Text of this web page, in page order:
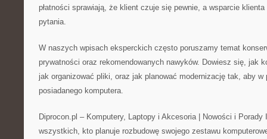
płatności sprawiają, że klient czuje się pewnie, a wsparcie
pytania.
W naszych wpisach eksperckich często poruszamy temat
prywatności oraz rekomendowanych nawyków. Dowiesz się, jak
jak organizować pliki, oraz jak planować modernizację tak, aby w
posiadanego komputera.
Diprocon.pl – Komputery, Laptopy i Akcesoria | Nowości i Porady
wszystkich, kto planuje rozbudowę swojego zestawu